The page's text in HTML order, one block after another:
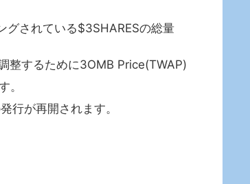
されている$3SHARESの総量
整するために3OMB Price(TWAP)
。
行が再開されます。